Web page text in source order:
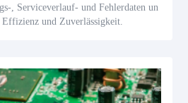
, Serviceverlauf- und Fehlerdaten un
und Zuverlässigkeit.